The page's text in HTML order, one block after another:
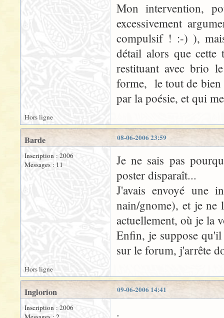
Mon intervention,
excessivement
compulsif ! :-) ),
détail alors que cette
restituant avec brio
forme, le tout de bien
par la poésie, et qui
Hors ligne
08-06-2006 23:59
Barde
Inscription : 2006
Messages : 11
Je ne sais pas
poster disparaît...
J'avais envoyé une
nain/gnome), et je ne
actuellement, où je la
Enfin, je suppose
sur le forum, j'arrête
Hors ligne
09-06-2006 14:41
Inglorion
Inscription : 2006
.